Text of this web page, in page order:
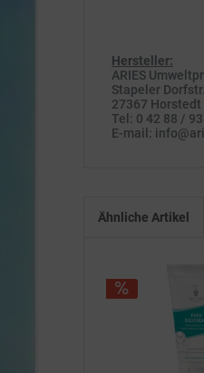
Hersteller:
ARIES
Stapeler
27367 Horstedt
Tel: 0 42 88 /
E-mail:
Ähnliche Artikel